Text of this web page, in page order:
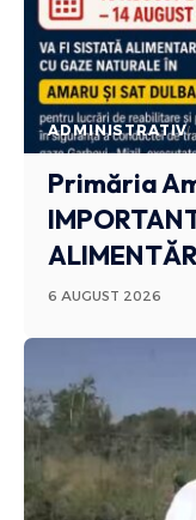
ADMINISTRATIV
Primăria
6 AUGUST 2026